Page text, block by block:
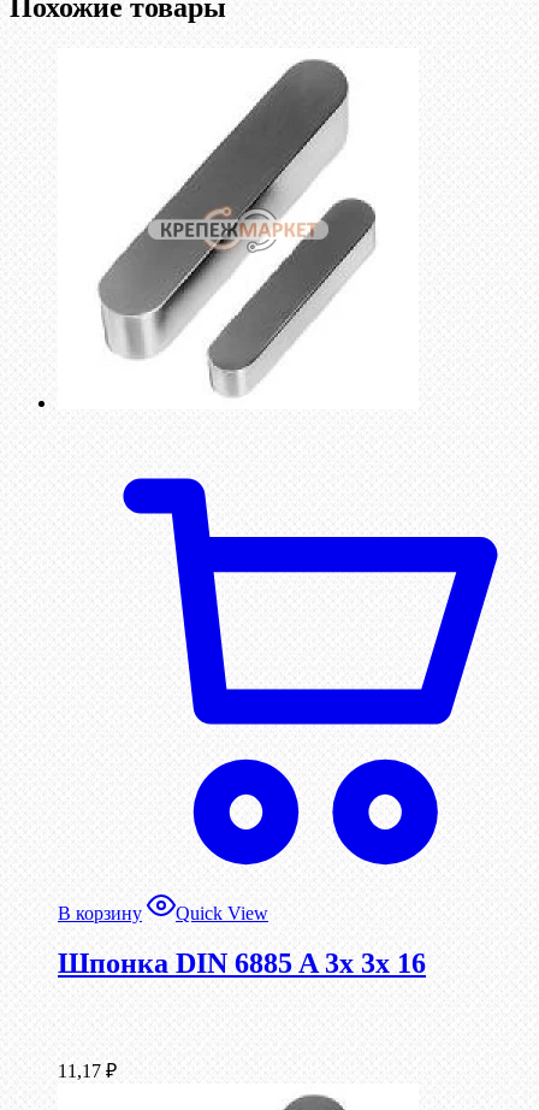
Похожие товары
В корзину Quick View
Шпонка DIN 6885 A 3x 3x 16
11,17 ₽